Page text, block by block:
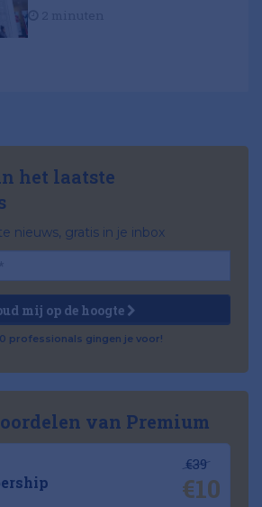
het laatste
nieuws, gratis in je inbox
mij op de hoogte
professionals gingen je voor!
van Premium
€39
€10